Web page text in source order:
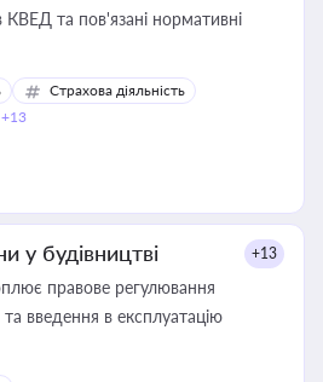
КВЕД та пов'язані нормативні
Страхова діяльність
+13
у будівництві +13
правове регулювання
та введення в експлуатацію